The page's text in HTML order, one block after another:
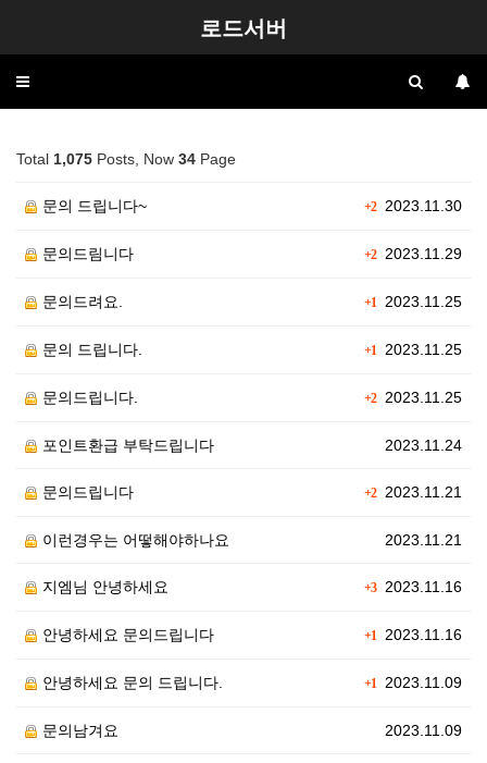
로드서버
Toggle
Total 1,075 Posts, Now 34 Page
+22023.11.30
문의 드립니다~
+22023.11.29
문의드림니다
+1 2023.11.25
문의드려요.
+1 2023.11.25
문의 드립니다.
+22023.11.25
문의드립니다.
2023.11.24
포인트환급 부탁드립니다
+22023.11.21
문의드립니다
2023.11.21
이런경우는 어떻해야하나요
+32023.11.16
지엠님 안녕하세요
+1 2023.11.16
안녕하세요 문의드립니다
+1 2023.11.09
안녕하세요 문의 드립니다.
2023.11.09
문의남겨요